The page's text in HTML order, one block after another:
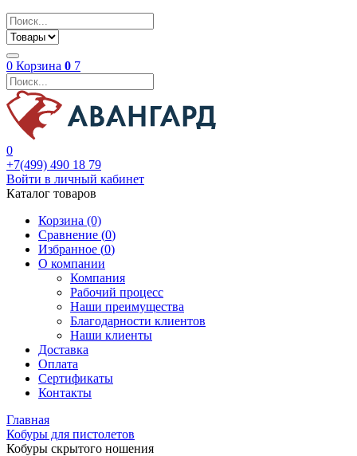
0 Корзина 0 7
0
+7(499) 490 18 79
Войти в личный кабинет
Каталог товаров
Корзина (0)
Сравнение (0)
Избранное (0)
О компании
Компания
Рабочий процесс
Наши преимущества
Благодарности клиентов
Наши клиенты
Доставка
Оплата
Сертификаты
Контакты
Главная
Кобуры для пистолетов
Кобуры скрытого ношения